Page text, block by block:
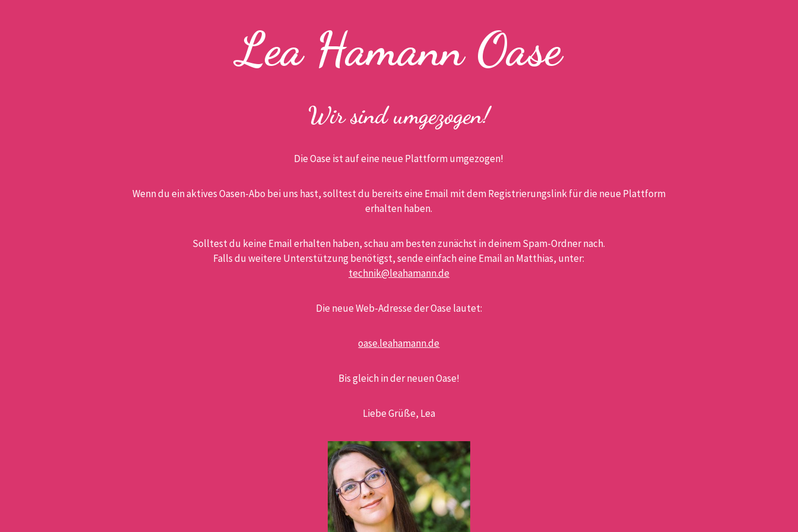
Lea Hamann Oase
Wir sind umgezogen!
Die Oase ist auf eine neue Plattform umgezogen!
Wenn du ein aktives Oasen-Abo bei uns hast, solltest du bereits eine Email mit dem Registrierungslink für die neue Plattform
erhalten haben.
Solltest du keine Email erhalten haben, schau am besten zunächst in deinem Spam-Ordner nach.
Falls du weitere Unterstützung benötigst, sende einfach eine Email an Matthias, unter:
technik@leahamann.de
Die neue Web-Adresse der Oase lautet:
oase.leahamann.de
Bis gleich in der neuen Oase!
Liebe Grüße, Lea